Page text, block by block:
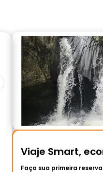
Viaje Smart,
Faça sua primeira